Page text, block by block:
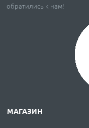
обратились к нам!
МАГАЗИН